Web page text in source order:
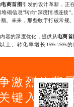
电商首图引发的设计革新，正
堆砌信息”转向“深度情感连
。未来，那些敢于打破常规
的深度优化，提供从电商首
上、转化率增长15%-
激烈的背
键入口，